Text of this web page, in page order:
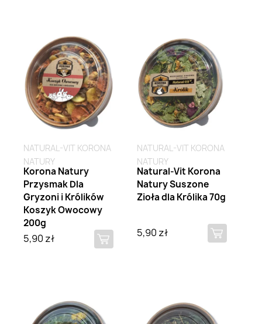
NATURAL-VIT KORONA
NATURY
Korona Natury
Przysmak Dla
Gryzoni i Królików
Koszyk Owocowy
200g
5,90 zł
NATURAL-VIT KORONA
NATURY
Natural-Vit Korona
Natury Suszone
Zioła dla Królika 70g
5,90 zł